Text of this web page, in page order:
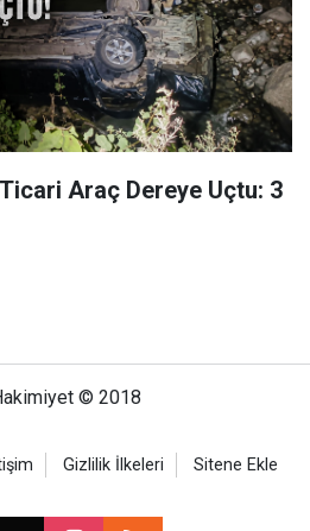
Araç Dereye Uçtu: 3
© 2018
Gizlilik İlkeleri Sitene Ekle